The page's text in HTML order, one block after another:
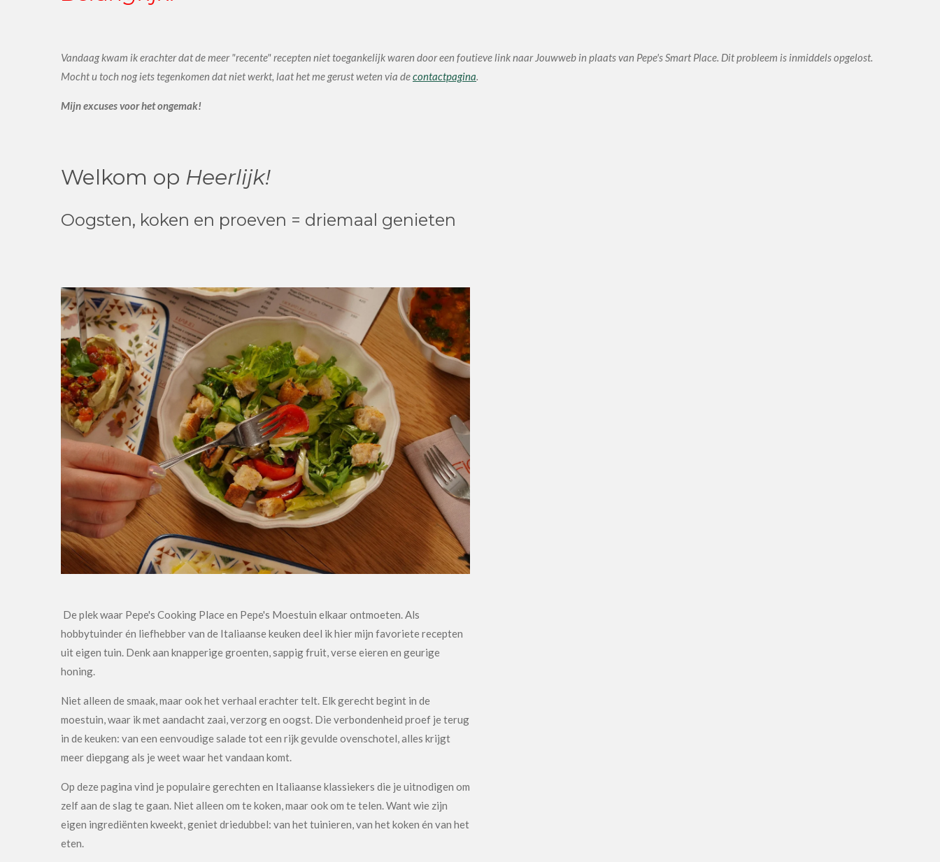
Vandaag kwam ik erachter dat de meer "recente" recepten niet toegankelijk waren door een foutieve link naar Jouwweb in plaats van Pepe's Smart Place. Dit probleem is inmiddels opgelost.
Mocht u toch nog iets tegenkomen dat niet werkt, laat het me gerust weten via decontactpagina.
Mijn excuses voor het ongemak!
Welkom op Heerlijk!
Oogsten, koken en proeven = driemaal genieten
De plek waar Pepe's Cooking Place en Pepe's Moestuin elkaar ontmoeten. Als
hobbytuinder én liefhebber van de Italiaanse keuken deel ik hier mijn favoriete recepten
uit eigen tuin. Denk aan knapperige groenten, sappig fruit, verse eieren en geurige
honing.
Niet alleen de smaak, maar ook het verhaal erachter telt. Elk gerecht begint in de
moestuin, waar ik met aandacht zaai, verzorg en oogst. Die verbondenheid proef je terug
in de keuken: van een eenvoudige salade tot een rijk gevulde ovenschotel, alles krijgt
meer diepgang als je weet waar het vandaan komt.
Op deze pagina vind je populaire gerechten en Italiaanse klassiekers die je uitnodigen om
zelf aan de slag te gaan. Niet alleen om te koken, maar ook om te telen. Want wie zijn
eigen ingrediënten kweekt, geniet driedubbel: van het tuinieren, van het koken én van het
eten.